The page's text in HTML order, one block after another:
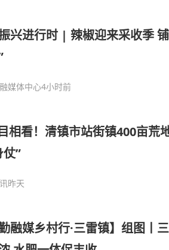
兴进行时 | 辣椒迎来采收季
媒体中心4小时前
相看！清镇市站街镇400亩荒
仗”
昨天
勤融媒乡村行·三雷镇】组图丨